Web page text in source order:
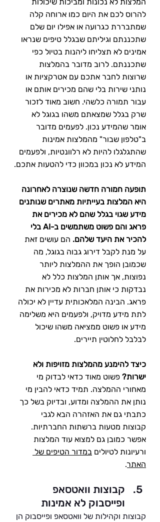
להרוס לכם את היום כמו ארוחה קלה
שמתבררת כגרועה או אפילו יום שלם
שתכננתם וגיליתם שבגלל טיפים שנראו
אמינים לא תצליחו ליהנות בטיול כפי
שתכננתם. לרוב מדובר בהמלצות
שרוצות לחבר אתכם עם אטרקציות או
נותני שירות בלי שהם מכירים אותם או
עבור תמורה כלשהי. חשוב מאוד לזכור
שרק בגלל שמצאתם משהו בגוגל לא
אומר שהמידע נכון. לפעמים מדובר
ב"טלפון שבור" מהמלצות אמינות
שהתגלגלו להיות לא רלוונטיות, ולפעמים
המידע לא נכון במכוון כדי להטעות אתכם.
תופעה חמורה חדשה שנוצרה לאחרונה
היא המלצות בעייתיות מאתרים שנותנים
מידע שגוי בגלל שהם לא מכירים את
פראג והם פשוט משתמשים ב-AI בלי
להכיר את היעד שלהם. הם עושים זאת
על מנת לקבל דירוג גבוה בגוגל, מה
שכמובן הופך את ההמלצות ליותר
נפוצות, אך אותן המלצות כלל לא
נבדקות כי אותן חברות לא מכירות את
פראג. הבינה המלאכותית עדיין לא יכולה
לתת מידע מדויק, ולפעמים היא משלימה
מידע או פשוט ממציאה משהו שיכול
לבלבל לחלוטין תיירים.
כיצד להימנע מהמלצות מזויפות ולא
ישרות? פשוט מאוד כדאי לבדוק מי
מאחורי ההמלצה. תמיד כדאי להבין מי
נותן את ההמלצה ומדוע, ובדיוק בשל כך
כתבתי גם את האזהרה הבא לגבי
קבוצות מטעות ברשתות החברתיות.
אפשר כמובן גם למצוא עוד המלצות
ורעיונות לטיולים במדור הטיפים של
האתר.
קבוצות וואטסאפ
ופייסבוק לא אמינות
קבוצות וקהילות של וואטסאפ ופייסבוק הן